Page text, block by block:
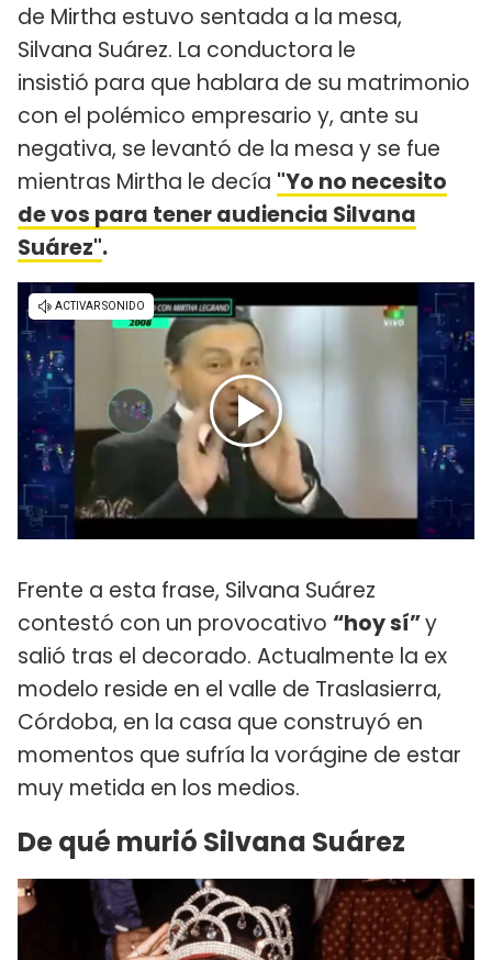
de Mirtha estuvo sentada a la mesa,
Silvana Suárez. La conductora le
insistió para que hablara de su matrimonio
con el polémico empresario y, ante su
negativa, se levantó de la mesa y se fue
mientras Mirtha le decía "Yo no necesito
de vos para tener audiencia Silvana
Suárez".
Frente a esta frase, Silvana Suárez
contestó con un provocativo “hoy sí”y
salió tras el decorado. Actualmente la ex
modelo reside en el valle de Traslasierra,
Córdoba, en la casa que construyó en
momentos que sufría la vorágine de estar
muy metida en los medios.
De qué murió Silvana Suárez